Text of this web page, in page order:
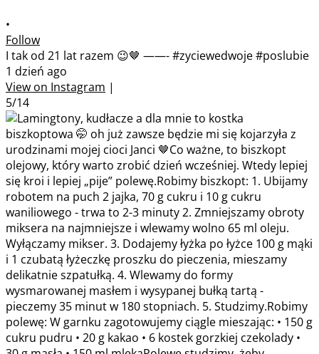
•
Follow
I tak od 21 lat razem 😉🤎 ——- #zyciewedwoje #poslubie
1 dzień ago
View on Instagram |
5/14